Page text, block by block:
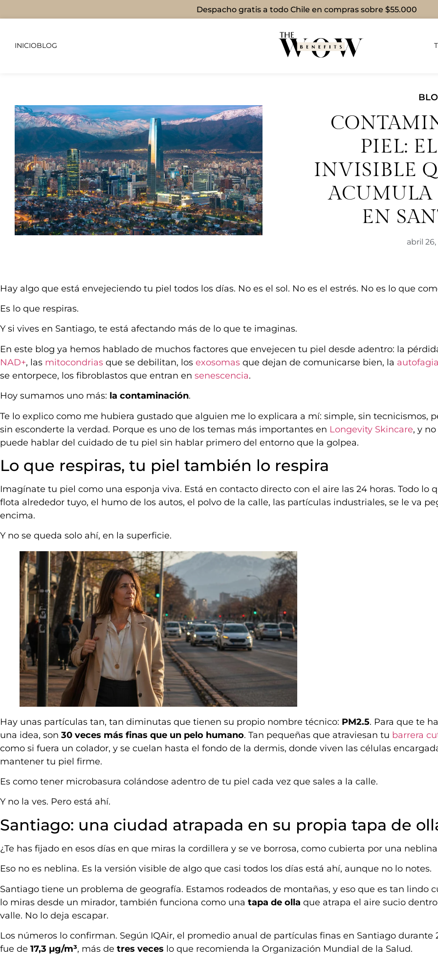
Despacho gratis a todo Chile en compras sobre $55.000
INICIOBLOG
PIEL:
INVISIBLE
ACUMULA
EN
abril
Hay algo que está envejeciendo tu piel todos los días. No es el sol. No es el estrés. No es lo que
Es lo que respiras.
Y si vives en Santiago, te está afectando más de lo que te imaginas.
En este blog ya hemos hablado de muchos factores que envejecen tu piel desde adentro: la
NAD+, las mitocondrias que se debilitan, los exosomas que dejan de comunicarse bien, la autofagia
se entorpece, los fibroblastos que entran en senescencia.
Hoy sumamos uno más: la contaminación.
Te lo explico como me hubiera gustado que alguien me lo explicara a mí: simple, sin tecnicismos,
sin esconderte la verdad. Porque es uno de los temas más importantes en Longevity Skincare, y no
puede hablar del cuidado de tu piel sin hablar primero del entorno que la golpea.
Lo que respiras, tu piel también lo respira
Imagínate tu piel como una esponja viva. Está en contacto directo con el aire las 24 horas. Todo lo
flota alrededor tuyo, el humo de los autos, el polvo de la calle, las partículas industriales, se le va
encima.
Y no se queda solo ahí, en la superficie.
Hay unas partículas tan, tan diminutas que tienen su propio nombre técnico: PM2.5. Para que te
una idea, son 30 veces más finas que un pelo humano. Tan pequeñas que atraviesan tu barrera
como si fuera un colador, y se cuelan hasta el fondo de la dermis, donde viven las células
mantener tu piel firme.
Es como tener microbasura colándose adentro de tu piel cada vez que sales a la calle.
Y no la ves. Pero está ahí.
Santiago: una ciudad atrapada en su propia tapa de
¿Te has fijado en esos días en que miras la cordillera y se ve borrosa, como cubierta por una
Eso no es neblina. Es la versión visible de algo que casi todos los días está ahí, aunque no lo notes.
Santiago tiene un problema de geografía. Estamos rodeados de montañas, y eso que es tan lindo
lo miras desde un mirador, también funciona como una tapa de olla que atrapa el aire sucio
valle. No lo deja escapar.
Los números lo confirman. Según IQAir, el promedio anual de partículas finas en Santiago durante
fue de 17,3 µg/m³, más de tres veces lo que recomienda la Organización Mundial de la Salud.